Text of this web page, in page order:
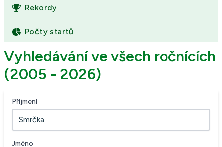
Výsledky
Fotogalerie
Kontakt
Rekordy
Počty startů
Vyhledávání ve všech ročnících
(2005 - 2026)
Příjmení
Jméno